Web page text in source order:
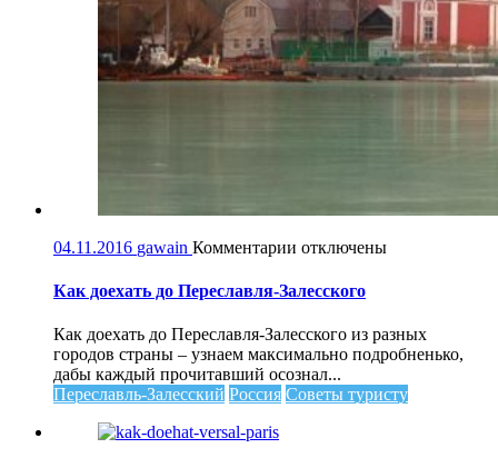
04.11.2016 gawain Комментарии к
Как
Переславля-
Залесского
отключены
Как доехать до Переславля-Залесского
Как доехать до Переславля-Залесского из разных
городов страны – узнаем максимально подробненько,
дабы каждый прочитавший осознал...
Переславль-Залесский Россия Советы туристу